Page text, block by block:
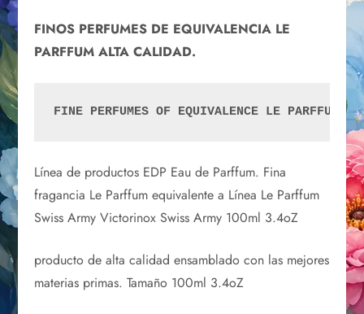
FINOS PERFUMES DE EQUIVALENCIA LE
PARFFUM ALTA CALIDAD.
FINE PERFUMES OF EQUIVALENCE LE PARFFUM
Línea de productos EDP Eau de Parffum. Fina
fragancia Le Parffum equivalente a Línea Le Parffum
Swiss Army Victorinox Swiss Army 100ml 3.4oZ
producto de alta calidad ensamblado con las mejores
materias primas. Tamaño 100ml 3.4oZ